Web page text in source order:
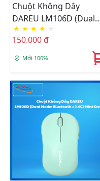
Chuột Không Dây
DAREU LM106D (Dual
Mode: Bluetooth + 2.4G)
White
★ ★ ★ ★ ☆
150.000 đ
Mới 100%